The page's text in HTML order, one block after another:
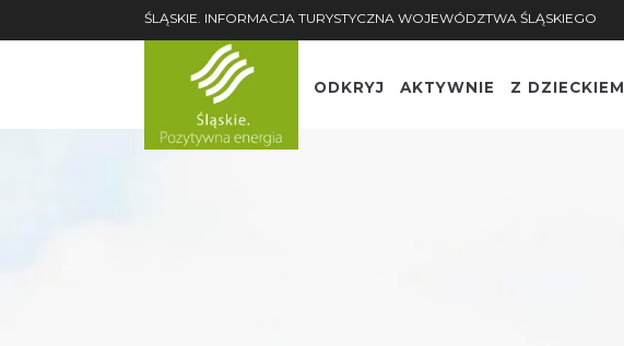
ŚLĄSKIE. INFORMACJA TURYSTYCZNA WOJEWÓDZTWA ŚLĄSKIEGO
ODKRYJ AKTYWNIE Z DZIECKIEM